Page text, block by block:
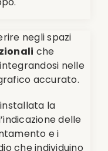
negli spazi
che
nelle
accurato.
la
delle
e i
che individuino